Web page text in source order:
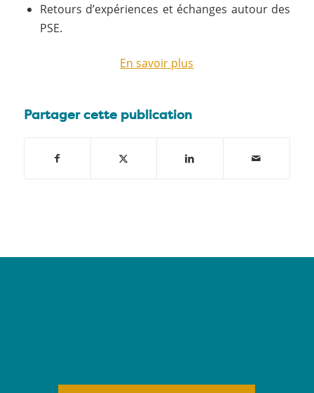
Retours d’expériences et échanges autour des
PSE.
En savoir plus
Partager cette publication